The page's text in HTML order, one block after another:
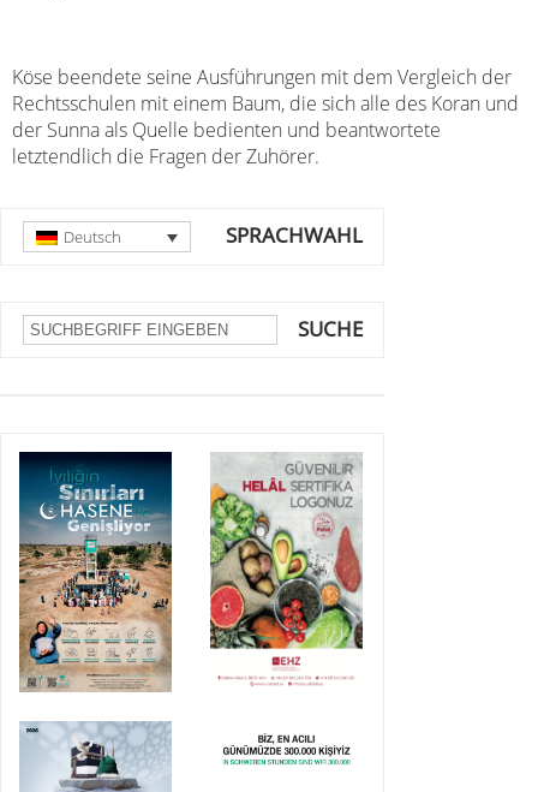
Köse beendete seine Ausführungen mit dem Vergleich der
Rechtsschulen mit einem Baum, die sich alle des Koran und
der Sunna als Quelle bedienten und beantwortete
letztendlich die Fragen der Zuhörer.
SPRACHWAHL
Deutsch
SUCHE